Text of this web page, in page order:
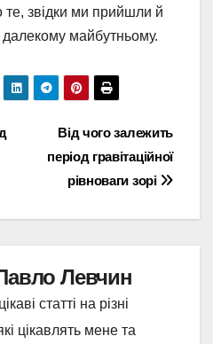
те, звідки ми прийшли й
майбутньому.
Від чого залежить
період гравітаційної
рівноваги зорі
Левчин
статті на різні
цікавлять мене та